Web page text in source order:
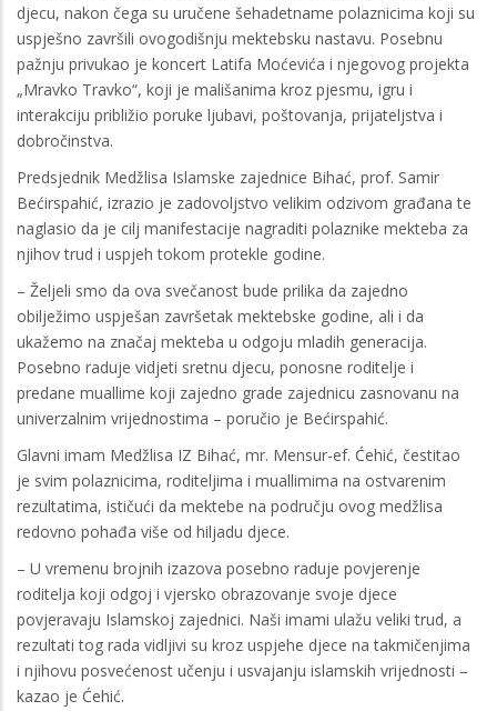
djecu, nakon čega su uručene šehadetname polaznicima koji su
uspješno završili ovogodišnju mektebsku nastavu. Posebnu
pažnju privukao je koncert Latifa Moćevića i njegovog projekta
„Mravko Travko“, koji je mališanima kroz pjesmu, igru i
interakciju približio poruke ljubavi, poštovanja, prijateljstva i
dobročinstva.
Predsjednik Medžlisa Islamske zajednice Bihać, prof. Samir
Bećirspahić, izrazio je zadovoljstvo velikim odzivom građana te
naglasio da je cilj manifestacije nagraditi polaznike mekteba za
njihov trud i uspjeh tokom protekle godine.
– Željeli smo da ova svečanost bude prilika da zajedno
obilježimo uspješan završetak mektebske godine, ali i da
ukažemo na značaj mekteba u odgoju mladih generacija.
Posebno raduje vidjeti sretnu djecu, ponosne roditelje i
predane muallime koji zajedno grade zajednicu zasnovanu na
univerzalnim vrijednostima – poručio je Bećirspahić.
Glavni imam Medžlisa IZ Bihać, mr. Mensur-ef. Ćehić, čestitao
je svim polaznicima, roditeljima i muallimima na ostvarenim
rezultatima, ističući da mektebe na području ovog medžlisa
redovno pohađa više od hiljadu djece.
– U vremenu brojnih izazova posebno raduje povjerenje
roditelja koji odgoj i vjersko obrazovanje svoje djece
povjeravaju Islamskoj zajednici. Naši imami ulažu veliki trud, a
rezultati tog rada vidljivi su kroz uspjehe djece na takmičenjima
i njihovu posvećenost učenju i usvajanju islamskih vrijednosti –
kazao je Ćehić.